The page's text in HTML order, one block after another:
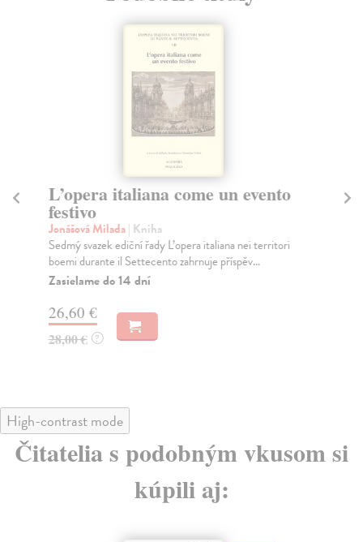
L’opera italiana come un evento
festivo
Jonášová Milada| Kniha
Sedmý svazek ediční řady L’opera italiana nei territori
boemi durante il Settecento zahrnuje příspěv...
Zasielame do 14 dní
26,60 €
28,00 € ?
High-contrast mode
Čitatelia s podobným vkusom si
kúpili aj: